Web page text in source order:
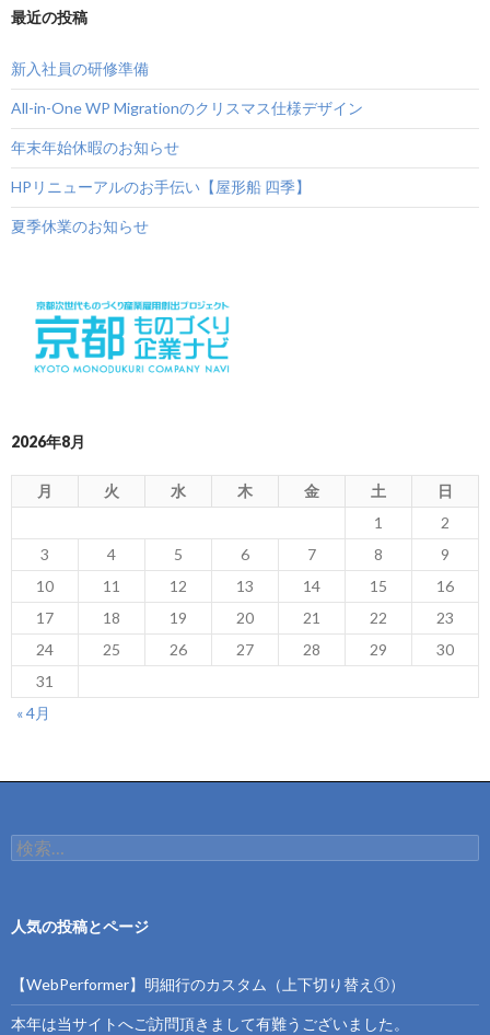
最近の投稿
新入社員の研修準備
All-in-One WP Migrationのクリスマス仕様デザイン
年末年始休暇のお知らせ
HPリニューアルのお手伝い【屋形船 四季】
夏季休業のお知らせ
2026年8月
月 火 水 木 金 土
日
1
2
3
4 5 6 7 8
9
10
11 12 13 14 15
16
17
18 19 20 21 22
23
24
25 26 27 28 29
30
31
« 4月
検
索:
人気の投稿とページ
【WebPerformer】明細行のカスタム（上下切り替え①）
本年は当サイトへご訪問頂きまして有難うございました。